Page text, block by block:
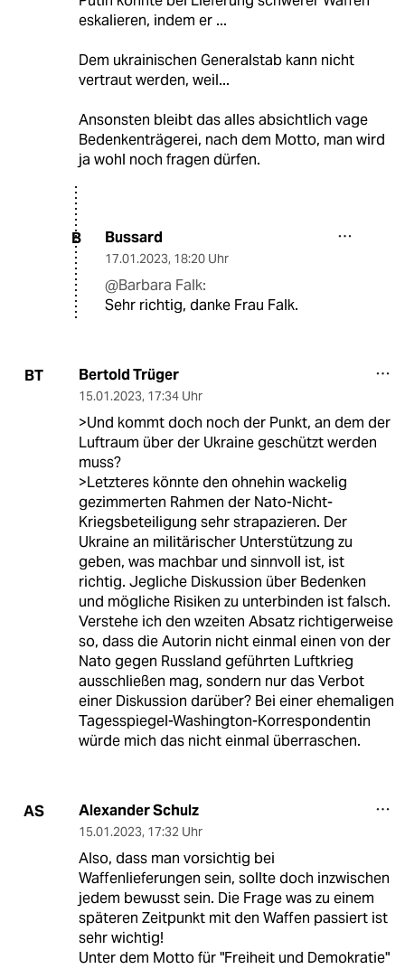
eskalieren, indem er ...
Dem ukrainischen Generalstab kann nicht
vertraut werden, weil...
Ansonsten bleibt das alles absichtlich vage
Bedenkenträgerei, nach dem Motto, man wird
ja wohl noch fragen dürfen.
B Bussard
17.01.2023, 18:20 Uhr
@Barbara Falk:
Sehr richtig, danke Frau Falk.
BT Bertold Trüger
15.01.2023, 17:34 Uhr
>Und kommt doch noch der Punkt, an dem der
Luftraum über der Ukraine geschützt werden
muss?
>Letzteres könnte den ohnehin wackelig
gezimmerten Rahmen der Nato-Nicht-
Kriegsbeteiligung sehr strapazieren. Der
Ukraine an militärischer Unterstützung zu
geben, was machbar und sinnvoll ist, ist
richtig. Jegliche Diskussion über Bedenken
und mögliche Risiken zu unterbinden ist falsch.
Verstehe ich den wzeiten Absatz richtigerweise
so, dass die Autorin nicht einmal einen von der
Nato gegen Russland geführten Luftkrieg
ausschließen mag, sondern nur das Verbot
einer Diskussion darüber? Bei einer ehemaligen
Tagesspiegel-Washington-Korrespondentin
würde mich das nicht einmal überraschen.
AS Alexander Schulz
15.01.2023, 17:32 Uhr
Also, dass man vorsichtig bei
Waffenlieferungen sein, sollte doch inzwischen
jedem bewusst sein. Die Frage was zu einem
späteren Zeitpunkt mit den Waffen passiert ist
sehr wichtig!
Unter dem Motto für "Freiheit und Demokratie"